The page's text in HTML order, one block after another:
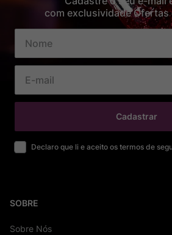
com exclusividade Ofertas
Cadastrar
Declaro que li e aceito os termos de
SOBRE
Sobre Nós